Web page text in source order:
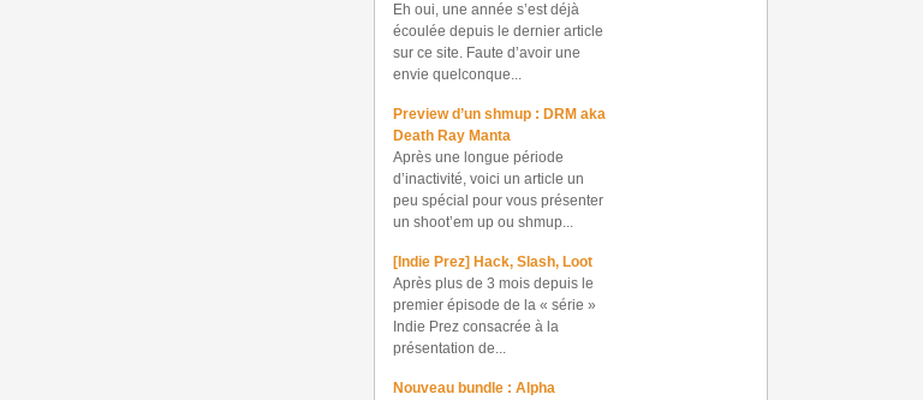
Eh oui, une année s’est déjà
écoulée depuis le dernier article
sur ce site. Faute d’avoir une
envie quelconque...
Preview d’un shmup : DRM aka
Death Ray Manta
Après une longue période
d’inactivité, voici un article un
peu spécial pour vous présenter
un shoot’em up ou shmup...
[Indie Prez] Hack, Slash, Loot
Après plus de 3 mois depuis le
premier épisode de la « série »
Indie Prez consacrée à la
présentation de...
Nouveau bundle : Alpha